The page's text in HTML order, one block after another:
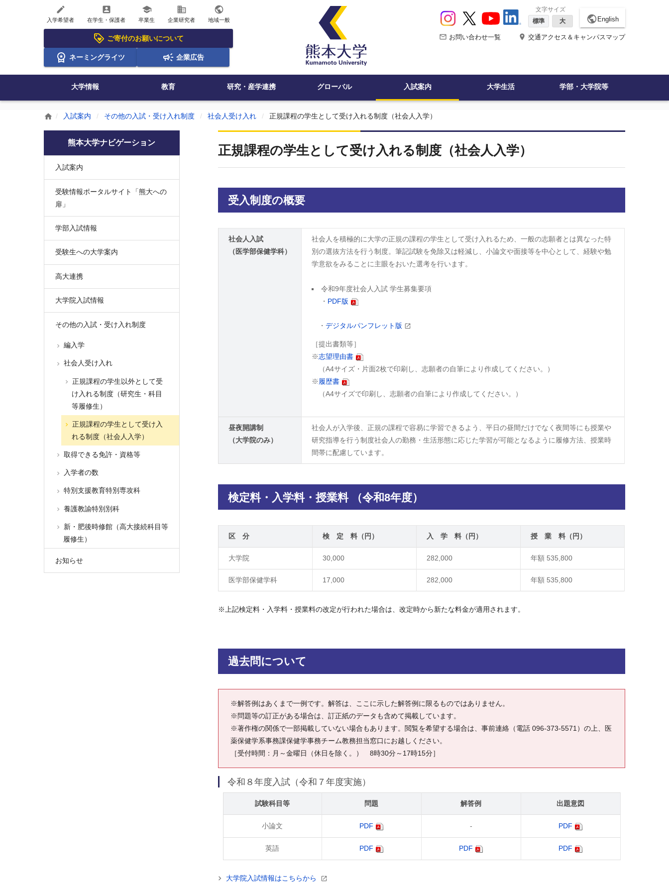
create
入学希望者
account_box
在学生・保護者
school
卒業生
business
企業研究者
public
地域一般
ご寄付のお願いについて
ネーミングライツ 企業広告
文字サイズ
標準
大 public English
mail_outline お問い合わせ一覧 place 交通アクセス＆キャンパスマップ
大学情報 教育 研究・産学連携 グローバル 入試案内 大学生活 学部・大学院等
home 入試案内 その他の入試・受け入れ制度 社会人受け入れ 正規課程の学生として受け入れる制度（社会人入学）
正規課程の学生として受け入れる制度（社会人入学）
受入制度の概要
社会人入試
（医学部保健学科）
社会人を積極的に大学の正規の課程の学生として受け入れるため、一般の志願者とは異なった特
別の選抜方法を行う制度。筆記試験を免除又は軽減し、小論文や面接等を中心として、経験や勉
学意欲をみることに主眼をおいた選考を行います。
令和9年度社会人入試 学生募集要項
・ PDF版
・ デジタルパンフレット版
［提出書類等］
※志望理由書
（A4サイズ・片面2枚で印刷し、志願者の自筆により作成してください。）
※履歴書
（A4サイズで印刷し、志願者の自筆により作成してください。）
昼夜開講制
（大学院のみ）
社会人が入学後、正規の課程で容易に学習できるよう、平日の昼間だけでなく夜間等にも授業や
研究指導を行う制度社会人の勤務・生活形態に応じた学習が可能となるように履修方法、授業時
間帯に配慮しています。
検定料・入学料・授業料 （令和8年度）
区 分 検 定 料（円） 入 学 料（円） 授 業 料（円）
大学院 30,000 282,000 年額 535,800
医学部保健学科 17,000 282,000 年額 535,800
※上記検定料・入学料・授業料の改定が行われた場合は、改定時から新たな料金が適用されます。
過去問について
※解答例はあくまで一例です。解答は、ここに示した解答例に限るものではありません。
※問題等の訂正がある場合は、訂正紙のデータも含めて掲載しています。
※著作権の関係で一部掲載していない場合もあります。閲覧を希望する場合は、事前連絡（電話 096-373-5571）の上、医
薬保健学系事務課保健学事務チーム教務担当窓口にお越しください。
［受付時間：月～金曜日（休日を除く。） 8時30分～17時15分］
令和８年度入試（令和７年度実施）
試験科目等 問題 解答例 出題意図
小論文 PDF - PDF
英語 PDF PDF PDF
大学院入試情報はこちらから
熊本大学ナビゲーション
入試案内
受験情報ポータルサイト「熊大への
扉」
学部入試情報
受験生への大学案内
高大連携
大学院入試情報
その他の入試・受け入れ制度
編入学
社会人受け入れ
正規課程の学生以外として受
け入れる制度（研究生・科目
等履修生）
正規課程の学生として受け入
れる制度（社会人入学）
取得できる免許・資格等
入学者の数
特別支援教育特別専攻科
養護教諭特別別科
新・肥後時修館（高大接続科目等
履修生）
お知らせ